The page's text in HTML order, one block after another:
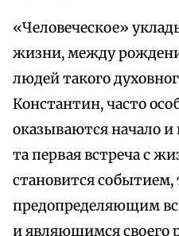
«Человеческое»
жизни, между
людей такого
Константин, часто
оказываются начало
та первая встреча с
становится событием,
предопределяющим
и являющимся своего